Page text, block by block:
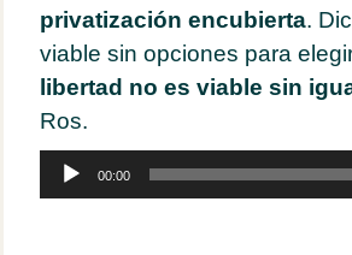
privatización encubierta.
viable sin opciones para
libertad no es viable sin
Ros.
Reproductor
audio
00:00